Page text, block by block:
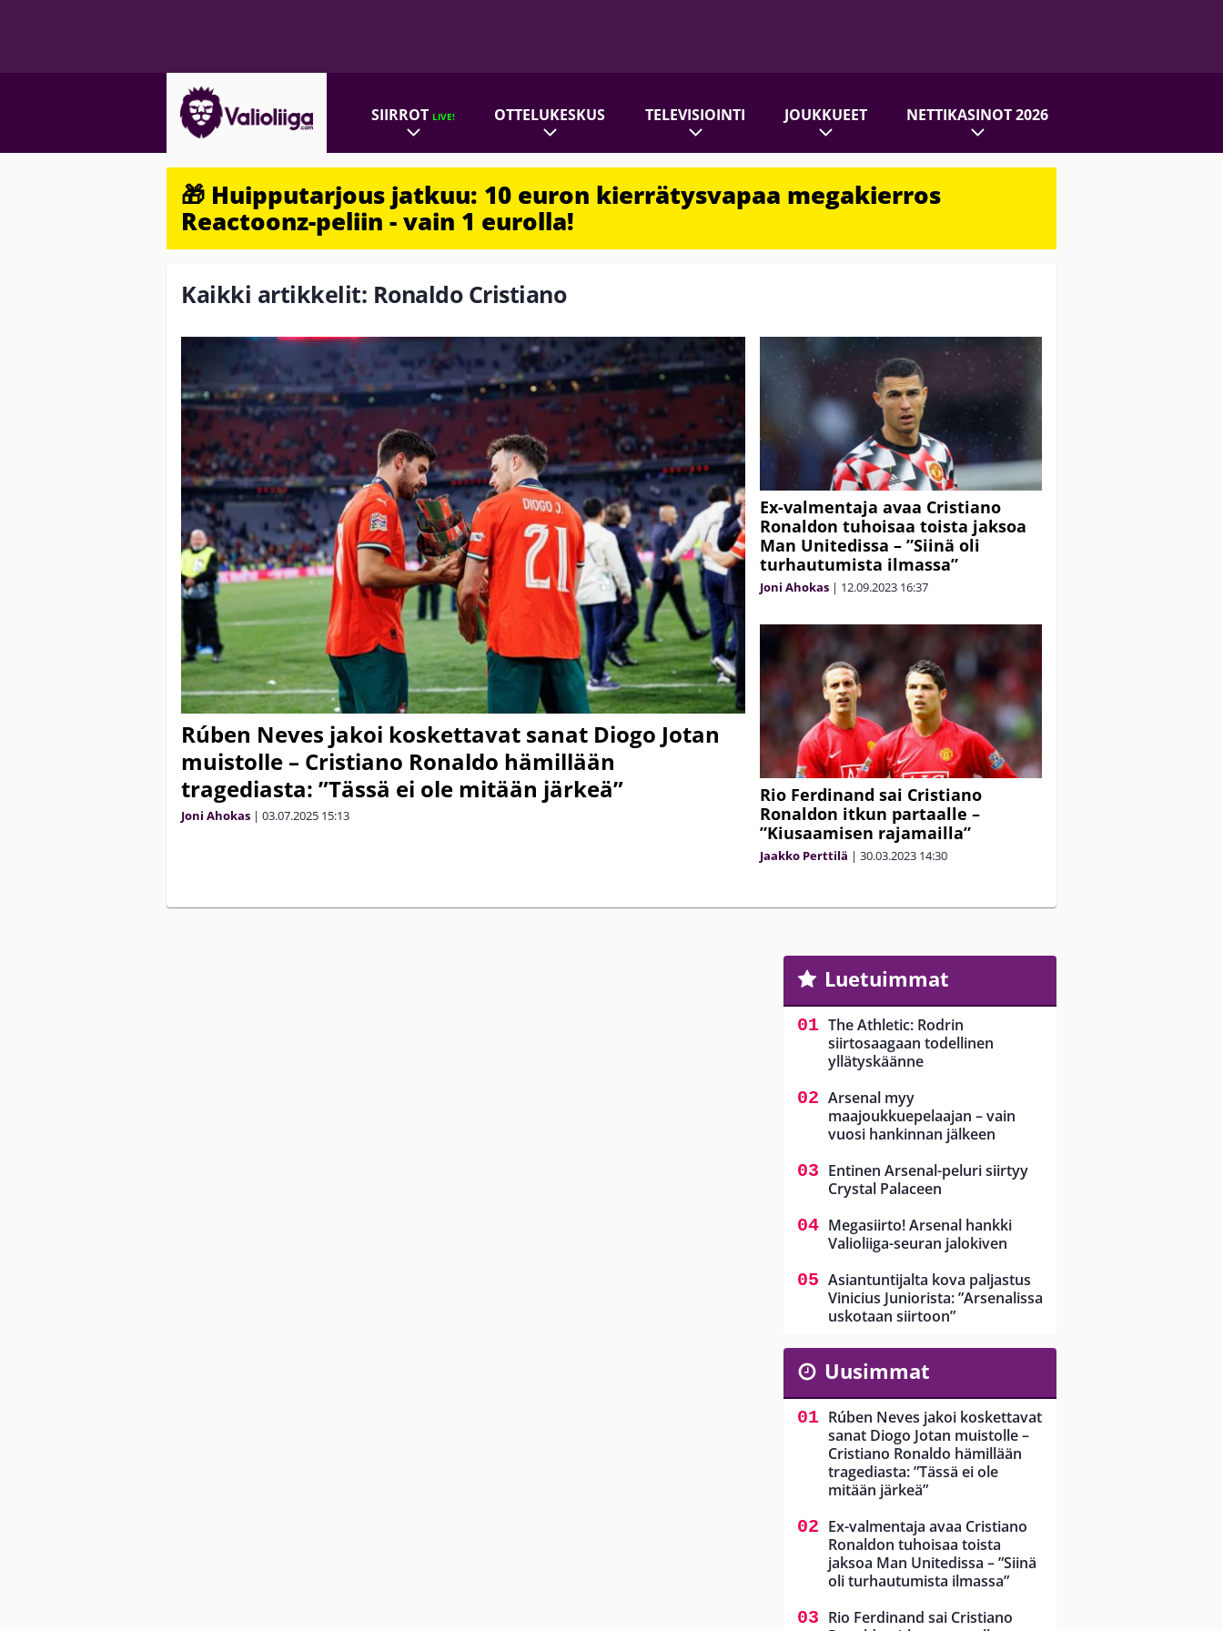
SIIRROTLIVE! OTTELUKESKUS TELEVISIOINTI JOUKKUEET NETTIKASINOT 2026
🎁 Huipputarjous jatkuu: 10 euron kierrätysvapaa megakierros
Reactoonz-peliin - vain 1 eurolla!
Kaikki artikkelit: Ronaldo Cristiano
Rúben Neves jakoi koskettavat sanat Diogo Jotan
muistolle – Cristiano Ronaldo hämillään
tragediasta: ”Tässä ei ole mitään järkeä”
Joni Ahokas | 03.07.2025 15:13
Ex-valmentaja avaa Cristiano
Ronaldon tuhoisaa toista jaksoa
Man Unitedissa – ”Siinä oli
turhautumista ilmassa”
Joni Ahokas | 12.09.2023 16:37
Rio Ferdinand sai Cristiano
Ronaldon itkun partaalle –
”Kiusaamisen rajamailla”
Jaakko Perttilä | 30.03.2023 14:30
Luetuimmat
The Athletic: Rodrin
siirtosaagaan todellinen
yllätyskäänne
Arsenal myy
maajoukkuepelaajan – vain
vuosi hankinnan jälkeen
Entinen Arsenal-peluri siirtyy
Crystal Palaceen
Megasiirto! Arsenal hankki
Valioliiga-seuran jalokiven
Asiantuntijalta kova paljastus
Vinicius Juniorista: ”Arsenalissa
uskotaan siirtoon”
Uusimmat
Rúben Neves jakoi koskettavat
sanat Diogo Jotan muistolle –
Cristiano Ronaldo hämillään
tragediasta: ”Tässä ei ole
mitään järkeä”
Ex-valmentaja avaa Cristiano
Ronaldon tuhoisaa toista
jaksoa Man Unitedissa – ”Siinä
oli turhautumista ilmassa”
Rio Ferdinand sai Cristiano